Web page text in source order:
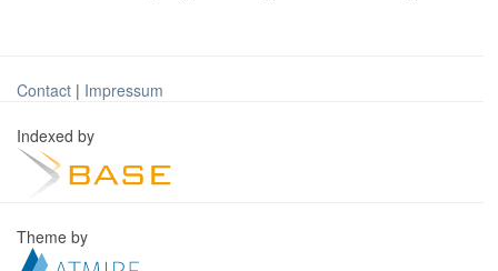
Contact | Impressum
Indexed by
Theme by